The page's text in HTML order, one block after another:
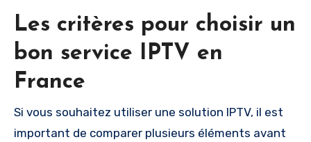
Les critères pour choisir un
bon service IPTV en
France
Si vous souhaitez utiliser une solution IPTV, il est
important de comparer plusieurs éléments avant